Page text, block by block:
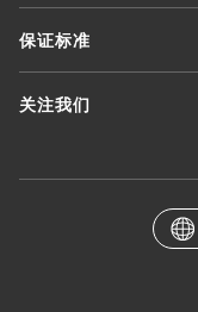
保证标准
关注我们